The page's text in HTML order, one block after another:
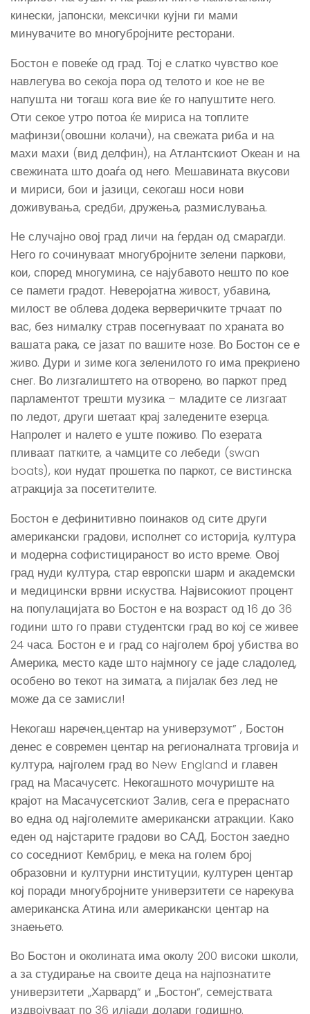
кинески, јапонски, мексички кујни ги мами
минувачите во многубројните ресторани.
Бостон е повеќе од град. Тој е слатко чувство кое
навлегува во секоја пора од телото и кое не ве
напушта ни тогаш кога вие ќе го напуштите него.
Оти секое утро потоа ќе мириса на топлите
мафинзи(овошни колачи), на свежата риба и на
махи махи (вид делфин), на Атлантскиот Океан и на
свежината што доаѓа од него. Мешавината вкусови
и мириси, бои и јазици, секогаш носи нови
доживувања, средби, дружења, размислувања.
Не случајно овој град личи на ѓердан од смарагди.
Него го сочинуваат многубројните зелени паркови,
кои, според многумина, се најубавото нешто по кое
се памети градот. Неверојатна живост, убавина,
милост ве облева додека верверичките трчаат по
вас, без нималку страв посегнуваат по храната во
вашата рака, се јазат по вашите нозе. Во Бостон се е
живо. Дури и зиме кога зеленилото го има прекриено
снег. Во лизгалиштето на отворено, во паркот пред
парламентот трешти музика – младите се лизгаат
по ледот, други шетаат крај заледените езерца.
Напролет и налето е уште поживо. По езерата
пливаат патките, а чамците со лебеди (swan
boats), кои нудат прошетка по паркот, се вистинска
атракција за посетителите.
Бостон е дефинитивно поинаков од сите други
американски градови, исполнет со историја, култура
и модерна софистицираност во исто време. Овој
град нуди култура, стар европски шарм и академски
и медицински врвни искуства. Највисокиот процент
на популацијата во Бостон е на возраст од 16 до 36
години што го прави студентски град во кој се живее
24 часа. Бостон е и град со најголем број убиства во
Америка, место каде што најмногу се јаде сладолед,
особено во текот на зимата, а пијалак без лед не
може да се замисли!
Некогаш наречен„центар на универзумот” , Бостон
денес е современ центар на регионалната трговија и
култура, најголем град во New England и главен
град на Масачусетс. Некогашното мочуриште на
крајот на Масачусетскиот Залив, сега е прераснато
во една од најголемите американски атракции. Како
еден од најстарите градови во САД, Бостон заедно
со соседниот Кембриџ, е мека на голем број
образовни и културни институции, културен центар
кој поради многубројните универзитети се нарекува
американска Атина или американски центар на
знаењето.
Во Бостон и околината има околу 200 високи школи,
а за студирање на своите деца на најпознатите
универзитети „Харвард” и „Бостон”, семејствата
издвојуваат по 36 илјади долари годишно.